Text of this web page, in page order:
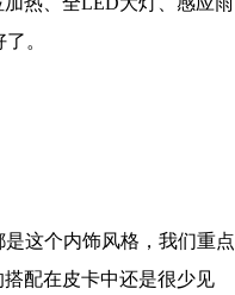
。
这个内饰风格，我们重点
配在皮卡中还是很少见